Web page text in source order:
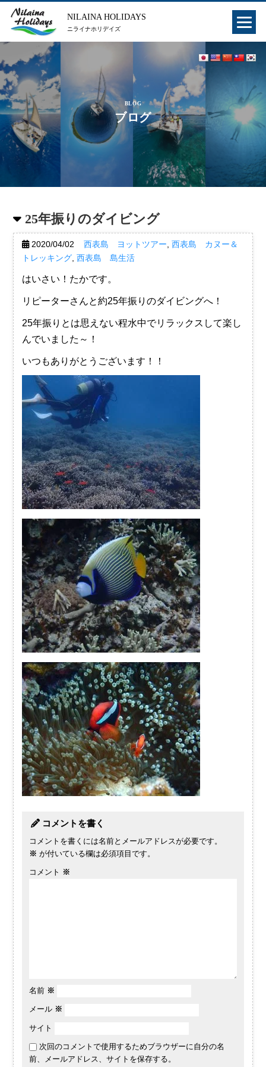
NILAINA HOLIDAYS
ニライナホリデイズ
BLOG
ブログ
25年振りのダイビング
2020/04/02 西表島 ヨットツアー 西表島 カヌー＆
トレッキング, 西表島 島生活
はいさい！たかです。
リピーターさんと約25年振りのダイビングへ！
25年振りとは思えない程水中でリラックスして楽し
んでいました～！
いつもありがとうございます！！
コメントを書く
コメントを書くには名前とメールアドレスが必要です。
※ が付いている欄は必須項目です。
コメント ※
名前 ※
メール ※
サイト
次回のコメントで使用するためブラウザーに自分の名
前、メールアドレス、サイトを保存する。